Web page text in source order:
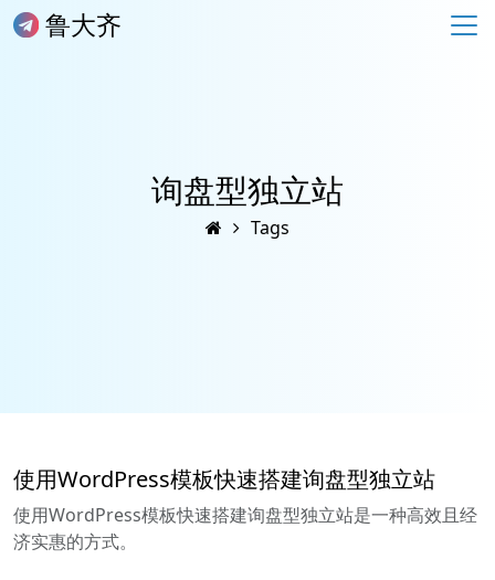
鲁大齐
询盘型独立站
Tags
使用WordPress模板快速搭建询盘型独立站
使用WordPress模板快速搭建询盘型独立站是一种高效且经
济实惠的方式。